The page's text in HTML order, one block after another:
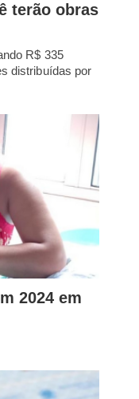
terão obras
R$ 335
distribuídas por
2024 em